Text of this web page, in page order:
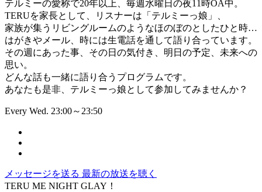
テルミーの愛称で20年以上、毎週水曜日の夜11時OA中。
TERUを家長として、リスナーは「テルミーっ娘」、
家族が集うリビングルームのようなほのぼのとしたひと時…
はがきやメール、時には生電話を通して語り合っています。
その週にあった事、その日の気付き、明日の予定、未来への
思い。
どんな話も一緒に語り合うプログラムです。
あなたも是非、テルミーっ娘として参加してみませんか？
Every Wed. 23:00～23:50
メッセージを送る 最新の放送を聴く
TERU ME NIGHT GLAY！